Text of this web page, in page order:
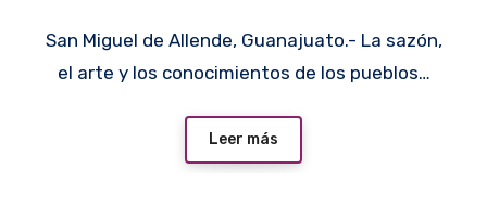
Plaza Cívica
San Miguel de Allende, Guanajuato.- La sazón,
el arte y los conocimientos de los pueblos…
Leer más